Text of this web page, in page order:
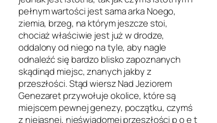
pełnym wartości jest sama arka Noego,
ziemia, brzeg, na którym jeszcze stoi,
chociaż właściwie jest już w drodze,
oddalony od niego na tyle, aby nagle
odnaleźć się bardzo blisko zapoznanych
skądinąd miejsc, znanych jakby z
przeszłości. Stąd wiersz Nad Jeziorem
Genezaret przywołuje okolice, które są
miejscem pewnej genezy, początku, czymś
z niejasnej, nieświadomej przeszłości p o e t